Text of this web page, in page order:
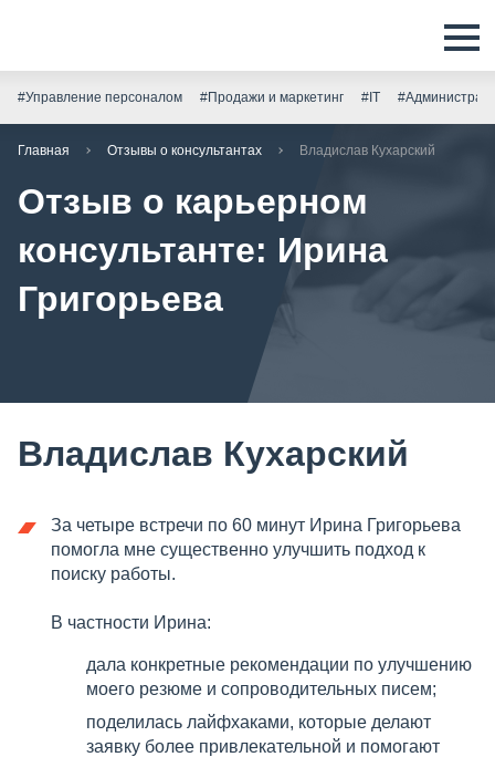
#Управление персоналом #Продажи и маркетинг #IT
Главная Отзывы о консультантах Владислав Кухарский
Отзыв о карьерном
консультанте: Ирина
Григорьева
Владислав Кухарский
За четыре встречи по 60 минут Ирина Григорьева
помогла мне существенно улучшить подход к
поиску работы.
В частности Ирина:
дала конкретные рекомендации по улучшению
моего резюме и сопроводительных писем;
поделилась лайфхаками, которые делают
заявку более привлекательной и помогают